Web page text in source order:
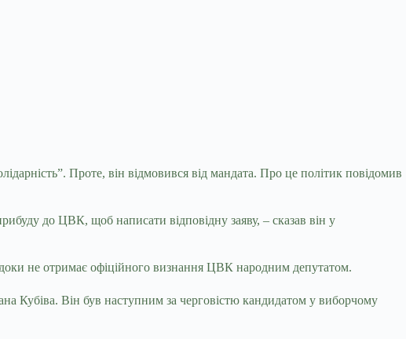
Проте, він відмовився від мандата. Про це політик повідомив
до ЦВК, щоб написати відповідну заяву, – сказав він у
не отримає офіційного визнання ЦВК народним депутатом.
Кубіва. Він був наступним за черговістю кандидатом у виборчому